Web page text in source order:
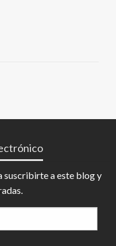
a este blog y